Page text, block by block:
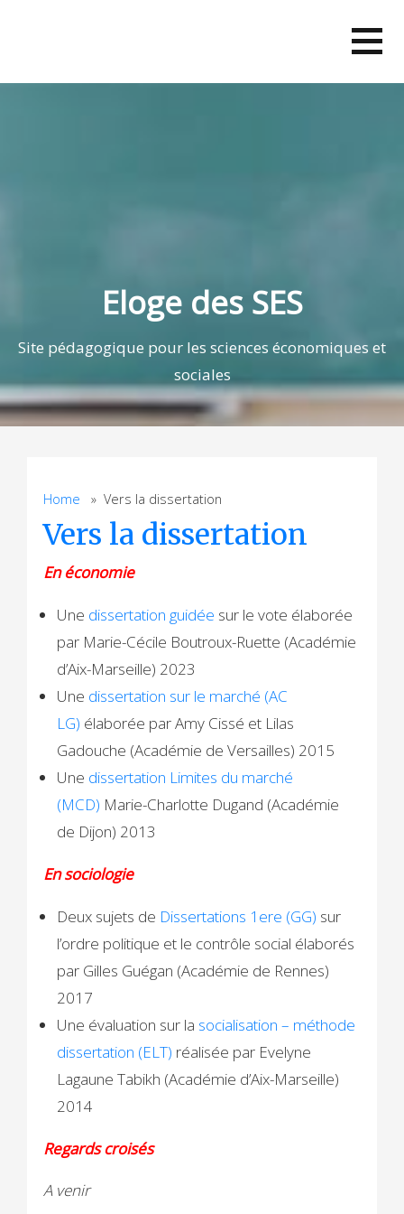
Eloge des SES
Site pédagogique pour les sciences économiques et
sociales
Home » Vers la dissertation
Vers la dissertation
En économie
Une dissertation guidée sur le vote élaborée
par Marie-Cécile Boutroux-Ruette (Académie
d’Aix-Marseille) 2023
Une dissertation sur le marché (AC
LG) élaborée par Amy Cissé et Lilas
Gadouche (Académie de Versailles) 2015
Une dissertation Limites du marché
(MCD) Marie-Charlotte Dugand (Académie
de Dijon) 2013
En sociologie
Deux sujets de Dissertations 1ere (GG) sur
l’ordre politique et le contrôle social élaborés
par Gilles Guégan (Académie de Rennes)
2017
Une évaluation sur la socialisation – méthode
dissertation (ELT) réalisée par Evelyne
Lagaune Tabikh (Académie d’Aix-Marseille)
2014
Regards croisés
A venir